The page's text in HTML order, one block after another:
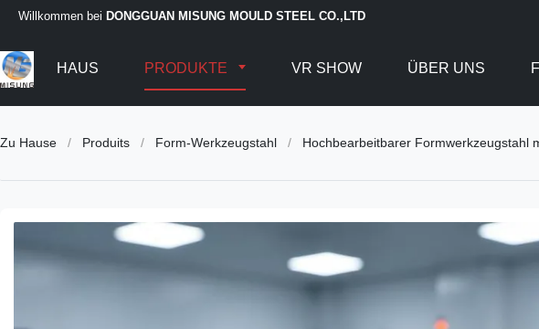
Willkommen bei DONGGUAN MISUNG MOULD STEEL CO.,LTD
HAUS PRODUKTE VR SHOW ÜBER UNS
Zu Hause / Produits / Form-Werkzeugstahl / Hochbearbeitbarer Formwerkzeugstahl